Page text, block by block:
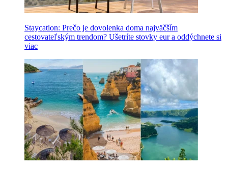
Staycation: Prečo je dovolenka doma najväčším
cestovateľským trendom? Ušetríte stovky eur a oddýchnete si
viac